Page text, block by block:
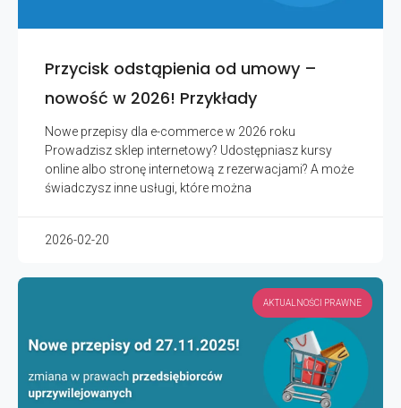
Przycisk odstąpienia od umowy –
nowość w 2026! Przykłady
Nowe przepisy dla e-commerce w 2026 roku
Prowadzisz sklep internetowy? Udostępniasz kursy
online albo stronę internetową z rezerwacjami? A może
świadczysz inne usługi, które można
2026-02-20
AKTUALNOŚCI PRAWNE